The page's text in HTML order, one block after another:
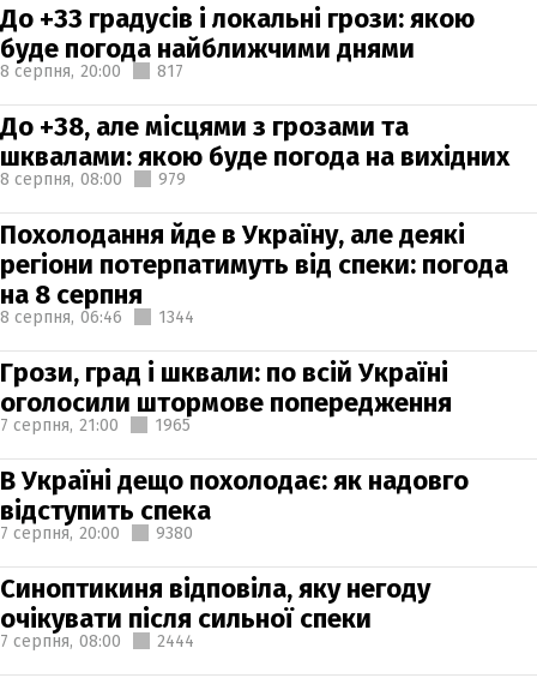
До +33 градусів і локальні грози: якою
буде погода найближчими днями
8 серпня, 20:00 817
До +38, але місцями з грозами та
шквалами: якою буде погода на вихідних
8 серпня, 08:00 979
Похолодання йде в Україну, але деякі
регіони потерпатимуть від спеки: погода
на 8 серпня
8 серпня, 06:46 1344
Грози, град і шквали: по всій Україні
оголосили штормове попередження
7 серпня, 21:00 1965
В Україні дещо похолодає: як надовго
відступить спека
7 серпня, 20:00 9380
Синоптикиня відповіла, яку негоду
очікувати після сильної спеки
7 серпня, 08:00 2444